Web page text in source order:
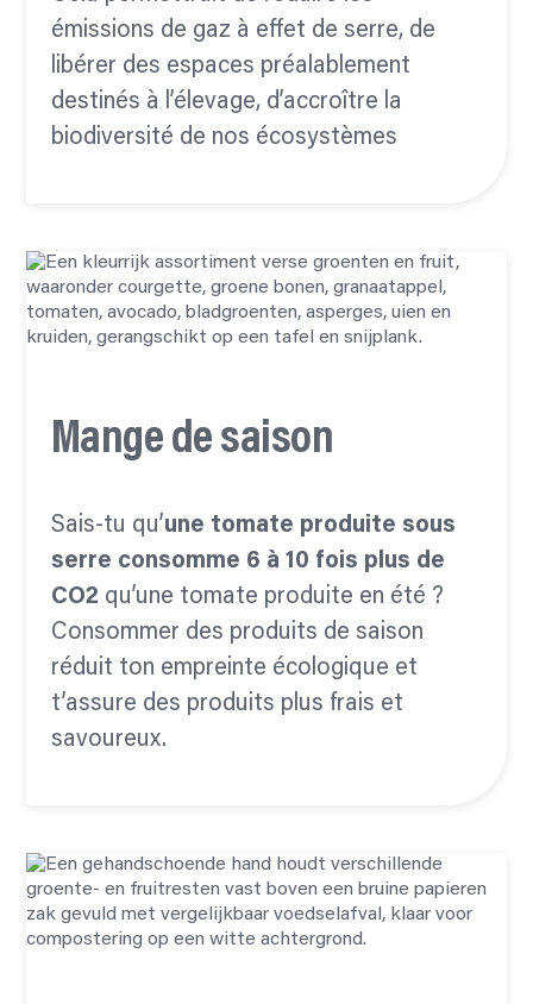
émissions de gaz à effet de serre, de
libérer des espaces préalablement
destinés à l’élevage, d’accroître la
biodiversité de nos écosystèmes
Mange de saison
Sais-tu qu’une tomate produite sous
serre consomme 6 à 10 fois plus de
CO2qu’une tomate produite en été ?
Consommer des produits de saison
réduit ton empreinte écologique et
t’assure des produits plus frais et
savoureux.